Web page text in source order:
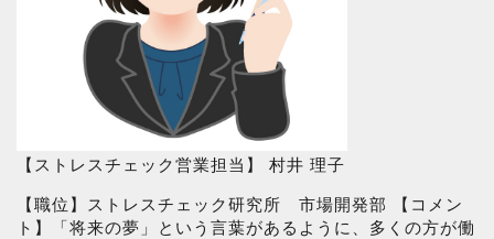
【ストレスチェック営業担当】 村井 理子
【職位】ストレスチェック研究所 市場開発部 【コメン
ト】「将来の夢」という言葉があるように、多くの方が働